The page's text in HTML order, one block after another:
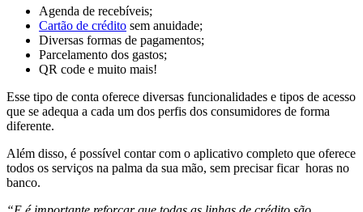
Agenda de recebíveis;
Cartão de crédito sem anuidade;
Diversas formas de pagamentos;
Parcelamento dos gastos;
QR code e muito mais!
Esse tipo de conta oferece diversas funcionalidades e tipos de acesso
que se adequa a cada um dos perfis dos consumidores de forma
diferente.
Além disso, é possível contar com o aplicativo completo que oferece
todos os serviços na palma da sua mão, sem precisar ficar horas no
banco.